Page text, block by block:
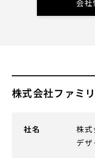
会社
株式会社ファミ
社名
株式
デ